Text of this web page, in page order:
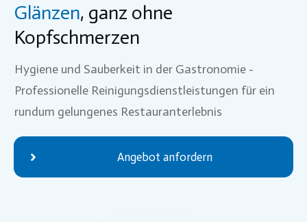
Glänzen, ganz ohne
Kopfschmerzen
Hygiene und Sauberkeit in der Gastronomie -
Professionelle Reinigungsdienstleistungen für ein
rundum gelungenes Restauranterlebnis
Angebot anfordern